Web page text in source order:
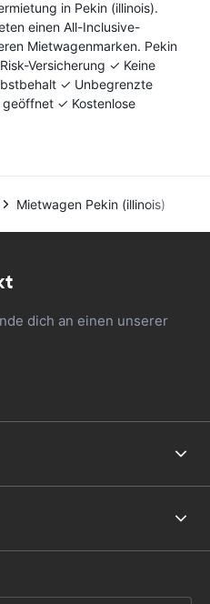
in Pekin (illinois).
einen All-Inclusive-
Mietwagenmarken. Pekin
Versicherung ✓ Keine
✓ Unbegrenzte
✓ Kostenlose
Mietwagen Pekin (illinois)
dich an einen unserer